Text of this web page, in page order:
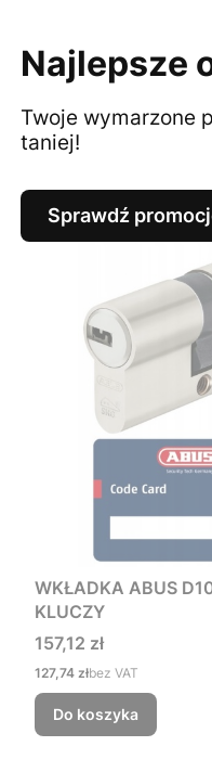
Najlepsze
Twoje wymarzone
taniej!
Sprawdź
WKŁADKA ABUS
KLUCZY
Cena
157,12 zł
Cena
127,74 złbez VAT
Do koszyka